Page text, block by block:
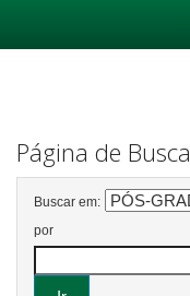
Página de Busca
Buscar em:
por